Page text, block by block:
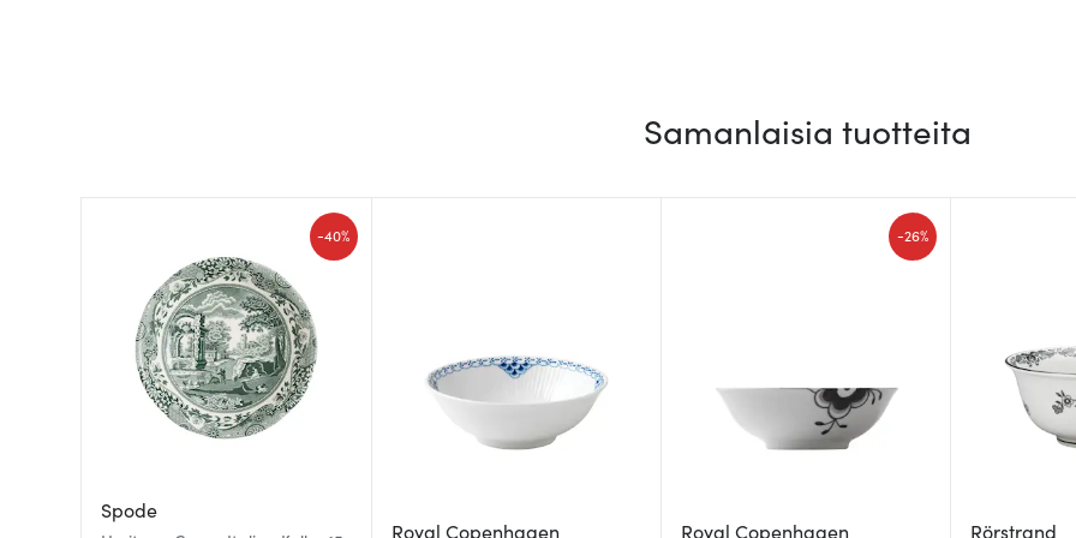
Samanlaisia tuotteita
Spode
-40%
Royal Copenhagen Royal Copenhagen
-26%
Rörstrand